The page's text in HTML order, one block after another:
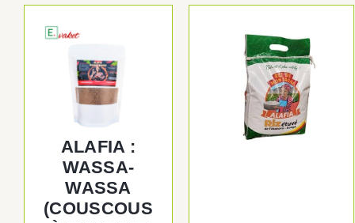
ALAFIA :
WASSA-
WASSA
(COUSCOUS
plusieurs
variations.
Les
options
peuvent
être
choisies
sur